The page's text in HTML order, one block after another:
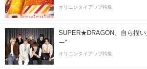
オリコンタイアップ特集
SUPER★DRAGON、自ら描い
ー”
オリコンタイアップ特集